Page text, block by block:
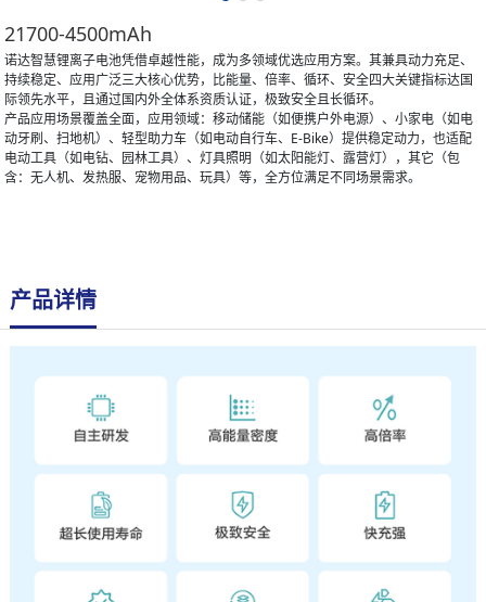
21700-4500mAh
诺达智慧锂离子电池凭借卓越性能，成为多领域优选应用方案。其兼具动力充足、
持续稳定、应用广泛三大核心优势，比能量、倍率、循环、安全四大关键指标达国
际领先水平，且通过国内外全体系资质认证，极致安全且长循环。
产品应用场景覆盖全面，应用领域：移动储能（如便携户外电源）、小家电（如电
动牙刷、扫地机）、轻型助力车（如电动自行车、E-Bike）提供稳定动力，也适配
电动工具（如电钻、园林工具）、灯具照明（如太阳能灯、露营灯），其它（包
含：无人机、发热服、宠物用品、玩具）等，全方位满足不同场景需求。
产品详情